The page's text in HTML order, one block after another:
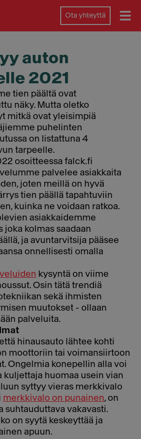
Ota yhteyttä
auton
2021
tien päältä ovat
näky. Mutta oletko
mitkä ovat yleisimpiä
puhelinten
on listattuna 4
tarpeelle.
osoitteessa falck.fi
palvelee asiakkaita
joten meillä on hyvä
tien päällä tapahtuviin
kuinka ne voidaan ratkoa.
asiakkaidemme
joka kolmas saadaan
ja avuntarvitsija pääsee
onnellisesti omalla
kysyntä on viime
Osin tätä trendiä
sekä ihmisten
muutokset - ollaan
palveluita.
hinausauto lähtee kohti
moottoriin tai voimansiirtoon
Ongelmia konepellin alla voi
kuljettaja huomaa usein vian
syttyy vieras merkkivalo
merkkivalo on punainen, on
suhtauduttava vakavasti.
on syytä keskeyttää ja
apuun.